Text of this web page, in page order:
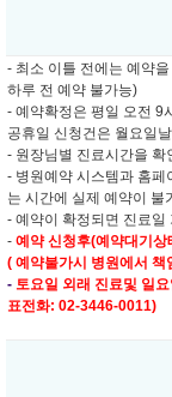
- 최소 이틀 전에는 예약
하루 전 예약 불가능)
- 예약확정은 평일 오전 9
공휴일 신청건은 월요일
- 원장님별 진료시간을
- 병원예약 시스템과 홈페
는 시간에 실제 예약이 불
- 예약이 확정되면 진료일
- 예약 신청후(예약대기
( 예약불가시 병원에서 책
- 토요일 외래 진료및 일
표전화: 02-3446-0011)